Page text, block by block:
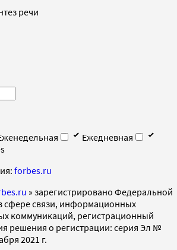
речи
Ежедневная
forbes.ru
» зарегистрировано Федеральной
сфере связи, информационных
коммуникаций, регистрационный
решения о регистрации: серия Эл №
2021 г.